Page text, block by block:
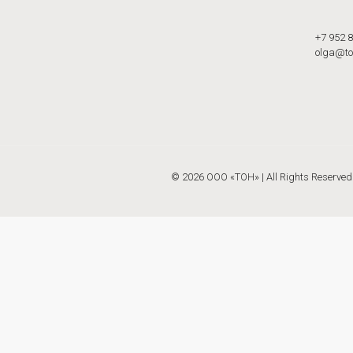
+7 952
© 2026 ООО «ТОН» | All Rights